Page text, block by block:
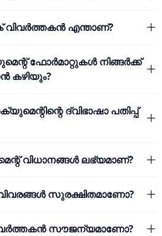
വിവർത്തകൻ എന്താണ്?
ഫോർമാറ്റുകൾ നിങ്ങർക്ക്
കഴിയും?
ദ്വിഭാഷാ പതിപ്പ്
വിധാനങ്ങൾ ലഭ്യമാണ്?
സുരക്ഷിതമാണോ?
സൗജന്യമാണോ?